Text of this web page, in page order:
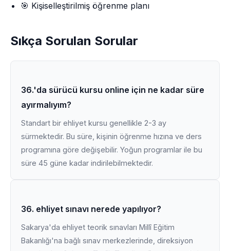
🎯 Kişiselleştirilmiş öğrenme planı
Sıkça Sorulan Sorular
36.'da sürücü kursu online için ne kadar süre
ayırmalıyım?
Standart bir ehliyet kursu genellikle 2-3 ay
sürmektedir. Bu süre, kişinin öğrenme hızına ve ders
programına göre değişebilir. Yoğun programlar ile bu
süre 45 güne kadar indirilebilmektedir.
36. ehliyet sınavı nerede yapılıyor?
Sakarya'da ehliyet teorik sınavları Millî Eğitim
Bakanlığı'na bağlı sınav merkezlerinde, direksiyon